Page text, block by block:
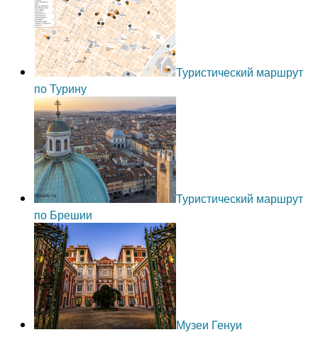
Туристический маршрут
по Турину
Туристический маршрут
по Брешии
Музеи Генуи